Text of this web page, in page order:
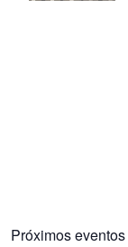
Próximos eventos